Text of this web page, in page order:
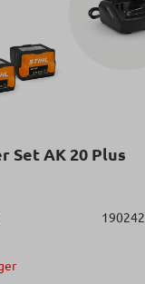
Set AK 20 Plus
190242